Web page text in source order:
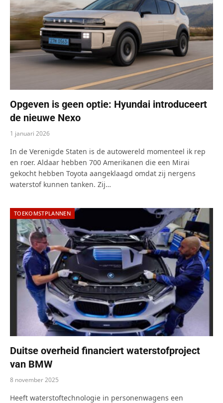
Opgeven is geen optie: Hyundai introduceert
de nieuwe Nexo
1 januari 2026
In de Verenigde Staten is de autowereld momenteel ik rep
en roer. Aldaar hebben 700 Amerikanen die een Mirai
gekocht hebben Toyota aangeklaagd omdat zij nergens
waterstof kunnen tanken. Zij…
TOEKOMSTPLANNEN
Duitse overheid financiert waterstofproject
van BMW
8 november 2025
Heeft waterstoftechnologie in personenwagens een